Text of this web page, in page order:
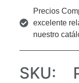
Precios
excelente
nuestro
SKU: